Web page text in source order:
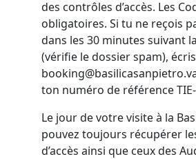
des contrôles d’accès. Les
obligatoires. Si tu ne reçois
dans les 30 minutes suivant
(vérifie le dossier spam),
ton numéro de référence
Le jour de votre visite à la
pouvez toujours récupérer
d’accès ainsi que ceux des